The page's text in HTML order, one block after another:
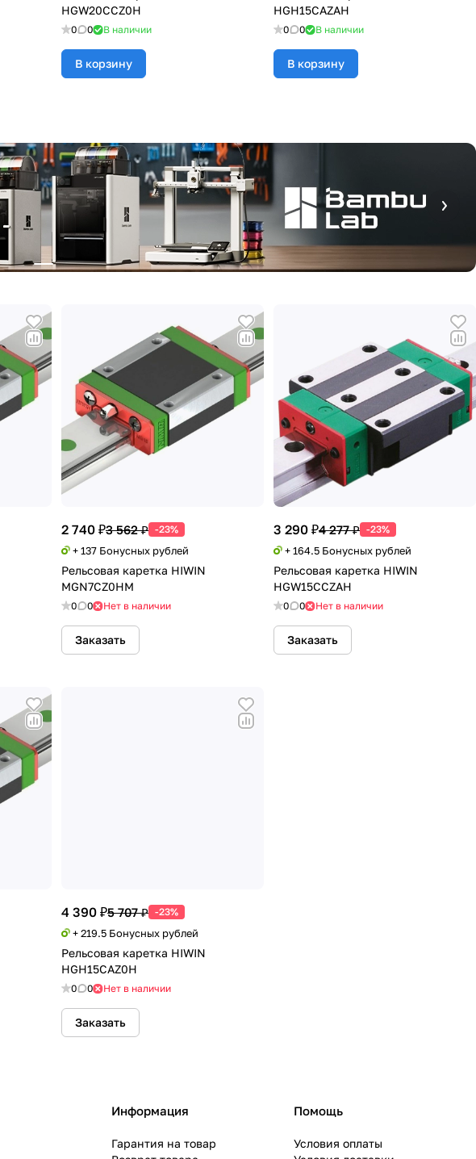
HGW20CCZ0H
0 0 В наличии
В корзину
HGH15CAZAH
0 0 В наличии
В корзину
2 740 ₽3 562 ₽ -23%
+ 137 Бонусных рублей
Рельсовая каретка HIWIN
MGN7СZ0HM
0 0 Нет в наличии
Заказать
3 290 ₽4 277 ₽ -23%
+ 164.5 Бонусных рублей
Рельсовая каретка HIWIN
HGW15CCZAH
0 0 Нет в наличии
Заказать
4 390 ₽5 707 ₽ -23%
+ 219.5 Бонусных рублей
Рельсовая каретка HIWIN
HGH15CAZ0H
0 0 Нет в наличии
Заказать
Информация
Гарантия на товар
Помощь
Условия оплаты